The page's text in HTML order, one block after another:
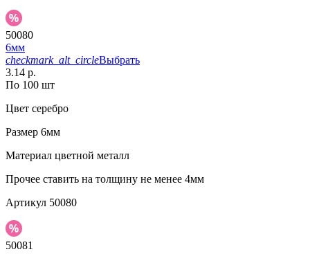
50080
6мм
checkmark_alt_circleВыбрать
3.14 р.
По 100 шт
Цвет серебро
Размер 6мм
Материал цветной металл
Прочее ставить на толщину не менее 4мм
Артикул 50080
50081